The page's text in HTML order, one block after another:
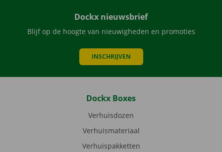
Dockx nieuwsbrief
Blijf op de hoogte van nieuwigheden en promoties
INSCHRIJVEN
Dockx Boxes
Verhuisdozen
Verhuismateriaal
Verhuispakketten